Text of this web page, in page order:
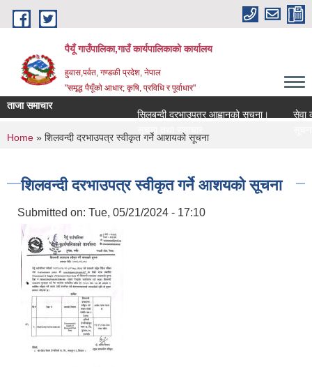
Skip to main content
पैयूँ गाउँपालिका,गाउँ कार्यपालिकाको कार्यालय
हुवास,पर्वत, गण्डकी प्रदेश, नेपाल
"समृद्ध पैयूँको आधार; कृषि, प्रविधि र पूर्वाधार"
ताजा समाचार
सिलबन्दी दरभाउपत्र आह्वानको सूचना।
सूचना तथा समाचार
सेवा
You are here
Home » शिलवन्दी दरभाउपत्र स्वीकृत गर्ने आशयको सूचना
शिलवन्दी दरभाउपत्र स्वीकृत गर्ने आशयको सूचना
Submitted on: Tue, 05/21/2024 - 17:10